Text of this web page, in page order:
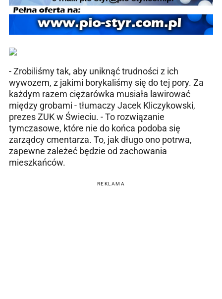
- Zrobiliśmy tak, aby uniknąć trudności z ich
wywozem, z jakimi borykaliśmy się do tej pory. Za
każdym razem ciężarówka musiała lawirować
między grobami - tłumaczy Jacek Kliczykowski,
prezes ZUK w Świeciu. - To rozwiązanie
tymczasowe, które nie do końca podoba się
zarządcy cmentarza. To, jak długo ono potrwa,
zapewne zależeć będzie od zachowania
mieszkańców.
REKLAMA